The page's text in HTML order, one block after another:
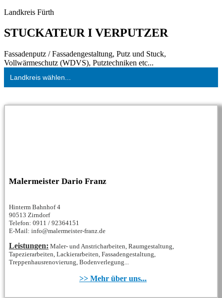
Landkreis Fürth
STUCKATEUR I VERPUTZER
Fassadenputz / Fassadengestaltung, Putz und Stuck,
Vollwärmeschutz (WDVS), Putztechniken etc...
Landkreis wählen...
Malermeister Dario Franz
Hinterm Bahnhof 4
90513 Zirndorf
Telefon: 0911 / 92364151
E-Mail: info@malermeister-franz.de
Leistungen: Maler- und Anstricharbeiten, Raumgestaltung,
Tapezierarbeiten, Lackierarbeiten, Fassadengestaltung,
Treppenhausrenovierung, Bodenverlegung...
>> Mehr über uns...